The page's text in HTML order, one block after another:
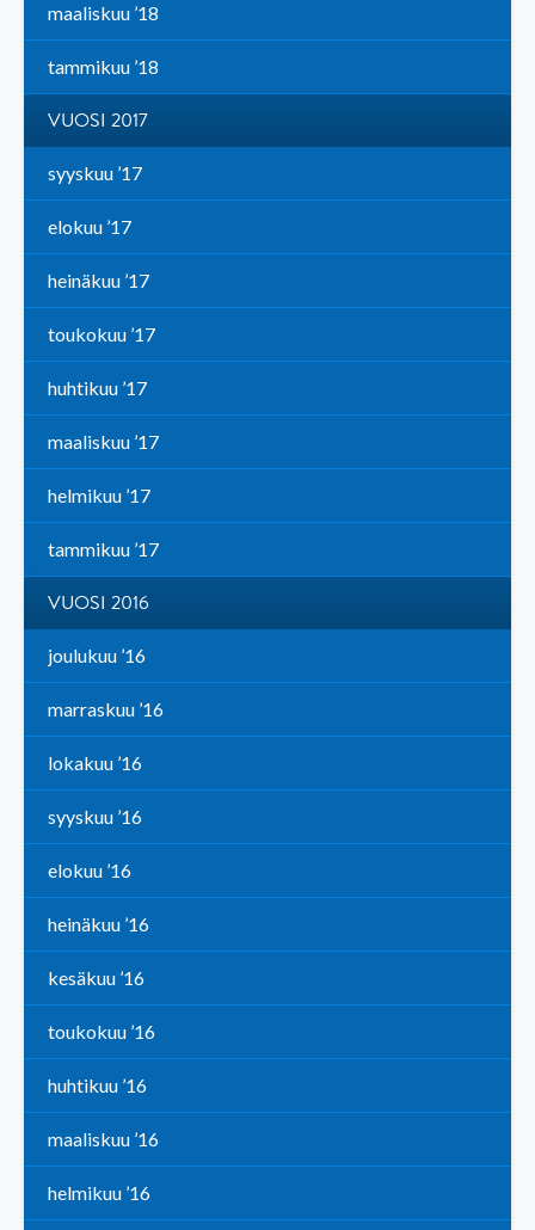
maaliskuu ’18
tammikuu ’18
VUOSI 2017
syyskuu ’17
elokuu ’17
heinäkuu ’17
toukokuu ’17
huhtikuu ’17
maaliskuu ’17
helmikuu ’17
tammikuu ’17
VUOSI 2016
joulukuu ’16
marraskuu ’16
lokakuu ’16
syyskuu ’16
elokuu ’16
heinäkuu ’16
kesäkuu ’16
toukokuu ’16
huhtikuu ’16
maaliskuu ’16
helmikuu ’16